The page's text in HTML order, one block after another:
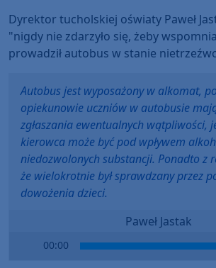
Dyrektor tucholskiej oświaty Paweł
"nigdy nie zdarzyło się, żeby
prowadził autobus w stanie
Autobus jest wyposażony w alkomat,
opiekunowie uczniów w autobusie
zgłaszania ewentualnych wątpliwości,
kierowca może być pod wpływem
niedozwolonych substancji. Ponadto z
że wielokrotnie był sprawdzany przez
dowożenia dzieci.
Paweł Jastak
00:00